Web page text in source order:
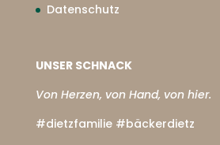
Datenschutz
UNSER SCHNACK
Von Herzen, von Hand, von hier.
#dietzfamilie #bäckerdietz